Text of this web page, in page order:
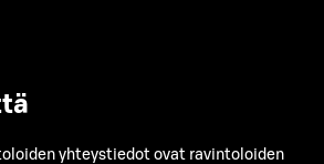
yhteystiedot ovat ravintoloiden